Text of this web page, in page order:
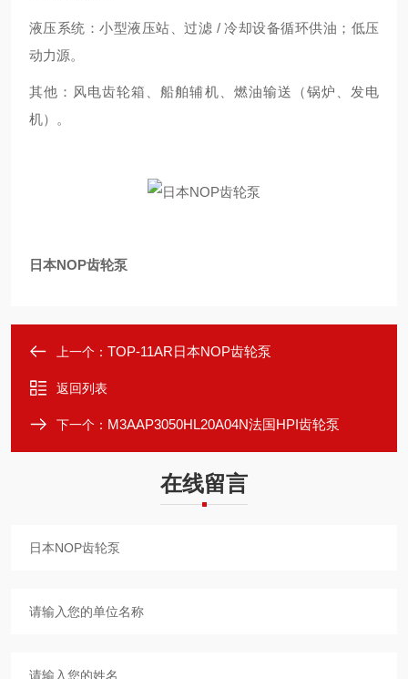
液压系统：小型液压站、过滤 / 冷却设备循环供油；低压
动力源。
其他：风电齿轮箱、船舶辅机、燃油输送（锅炉、发电
机）。
日本NOP齿轮泵
上一个： TOP-11AR日本NOP齿轮泵
返回列表
下一个： M3AAP3050HL20A04N法国HPI齿轮泵
在线留言